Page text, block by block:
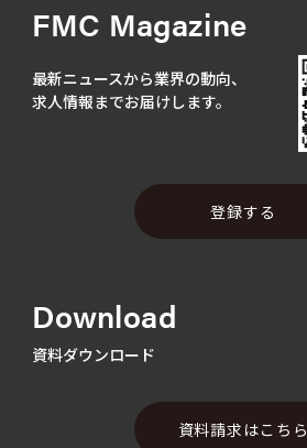
FMC Magazine
最新ニュースから業界の動向、
求人情報までお届けします。
登録する
Download
資料ダウンロード
資料請求はこちら